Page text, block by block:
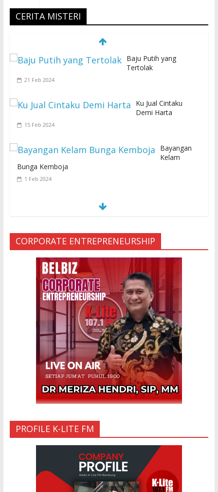
CERITA MISTERI
Baju Putih yang
Tertolak
21 Feb 2024
Ku Jual Cintaku
Demi Harta
15 Feb 2024
Bayangan
Kelam
Bunga Kemboja
1 Feb 2024
29 Jan 2024
Ketakutan Setengah Mati setelah Main Jailangkung, 28
Anak Gadis Dirawat di Rumah Sakit
“Cinta di Ujung Parigi”
11 Sep 2025
CORPORATE ENTREPRENEURSHIP
PROFILE K-LITE FM